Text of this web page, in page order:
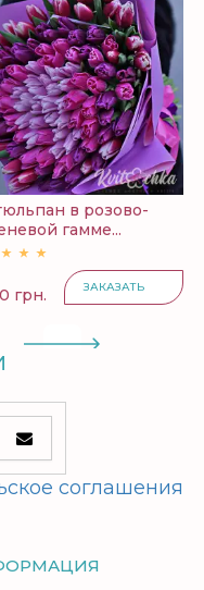
в розово-
гамме...
грн. ЗАКАЗАТЬ
соглашения